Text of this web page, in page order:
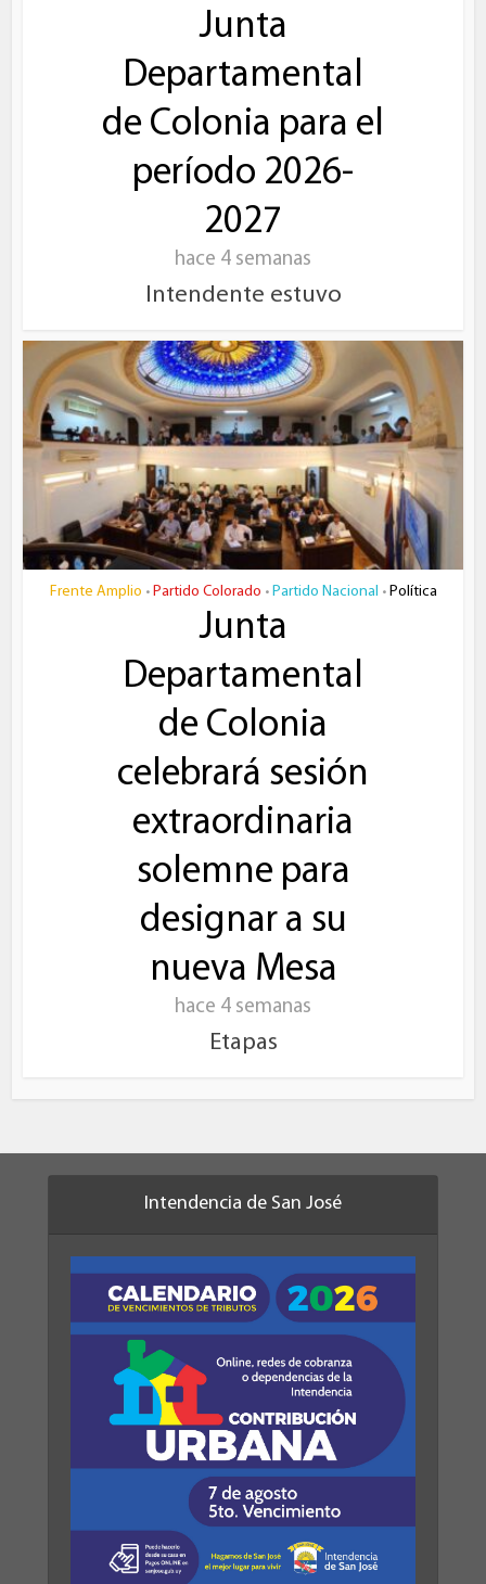
Junta
Departamental
de Colonia para el
período 2026-
2027
hace 4 semanas
Intendente estuvo
Frente Amplio • Partido Colorado • Partido Nacional • Política
Junta
Departamental
de Colonia
celebrará sesión
extraordinaria
solemne para
designar a su
nueva Mesa
hace 4 semanas
Etapas
Intendencia de San José